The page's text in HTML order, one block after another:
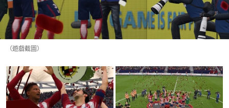
（遊戲截圖）